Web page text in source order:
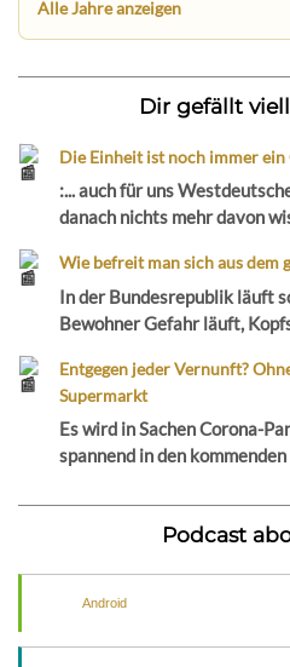
Alle Jahre anzeigen
Dir gefällt
Die Einheit ist noch immer ein
:... auch für uns
danach nichts mehr davon
Wie befreit man sich aus dem
In der Bundesrepublik läuft
Bewohner Gefahr läuft,
Entgegen jeder Vernunft?
Supermarkt
Es wird in Sachen Corona-
spannend in den
Podcast
Android